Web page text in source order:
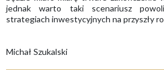
jednak warto taki scenariusz
strategiach inwestycyjnych na przyszły
Michał Szukalski